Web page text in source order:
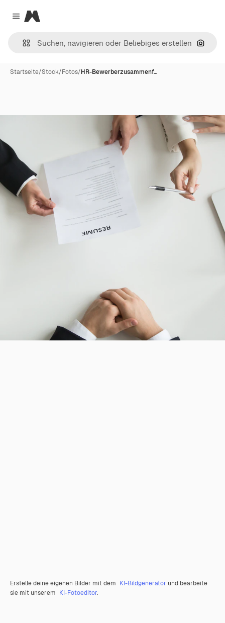
Close menu
Magnific
Nach
Startseite/Stock/Fotos/HR-Bewerberzusammenf…
Erstelle deine eigenen Bilder mit dem KI-Bildgenerator und bearbeite
sie mit unserem KI-Fotoeditor.